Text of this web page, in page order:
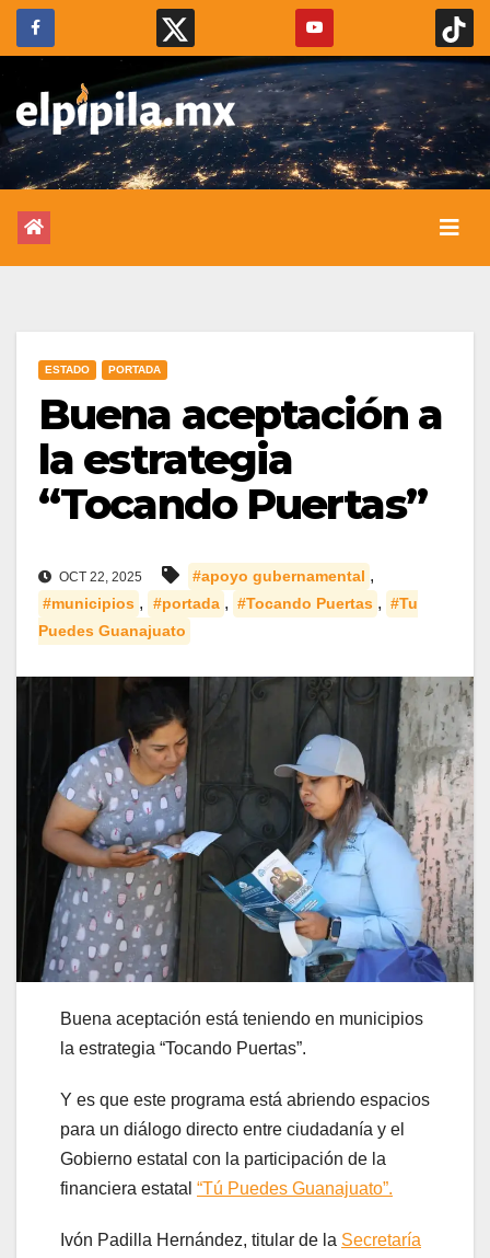
ESTADO PORTADA
Buena aceptación a
la estrategia
“Tocando Puertas”
OCT 22, 2025 #apoyo gubernamental ,
#municipios , #portada , #Tocando Puertas , #Tu
Puedes Guanajuato
Buena aceptación está teniendo en municipios
la estrategia “Tocando Puertas”.
Y es que este programa está abriendo espacios
para un diálogo directo entre ciudadanía y el
Gobierno estatal con la participación de la
financiera estatal “Tú Puedes Guanajuato”.
Ivón Padilla Hernández, titular de la Secretaría